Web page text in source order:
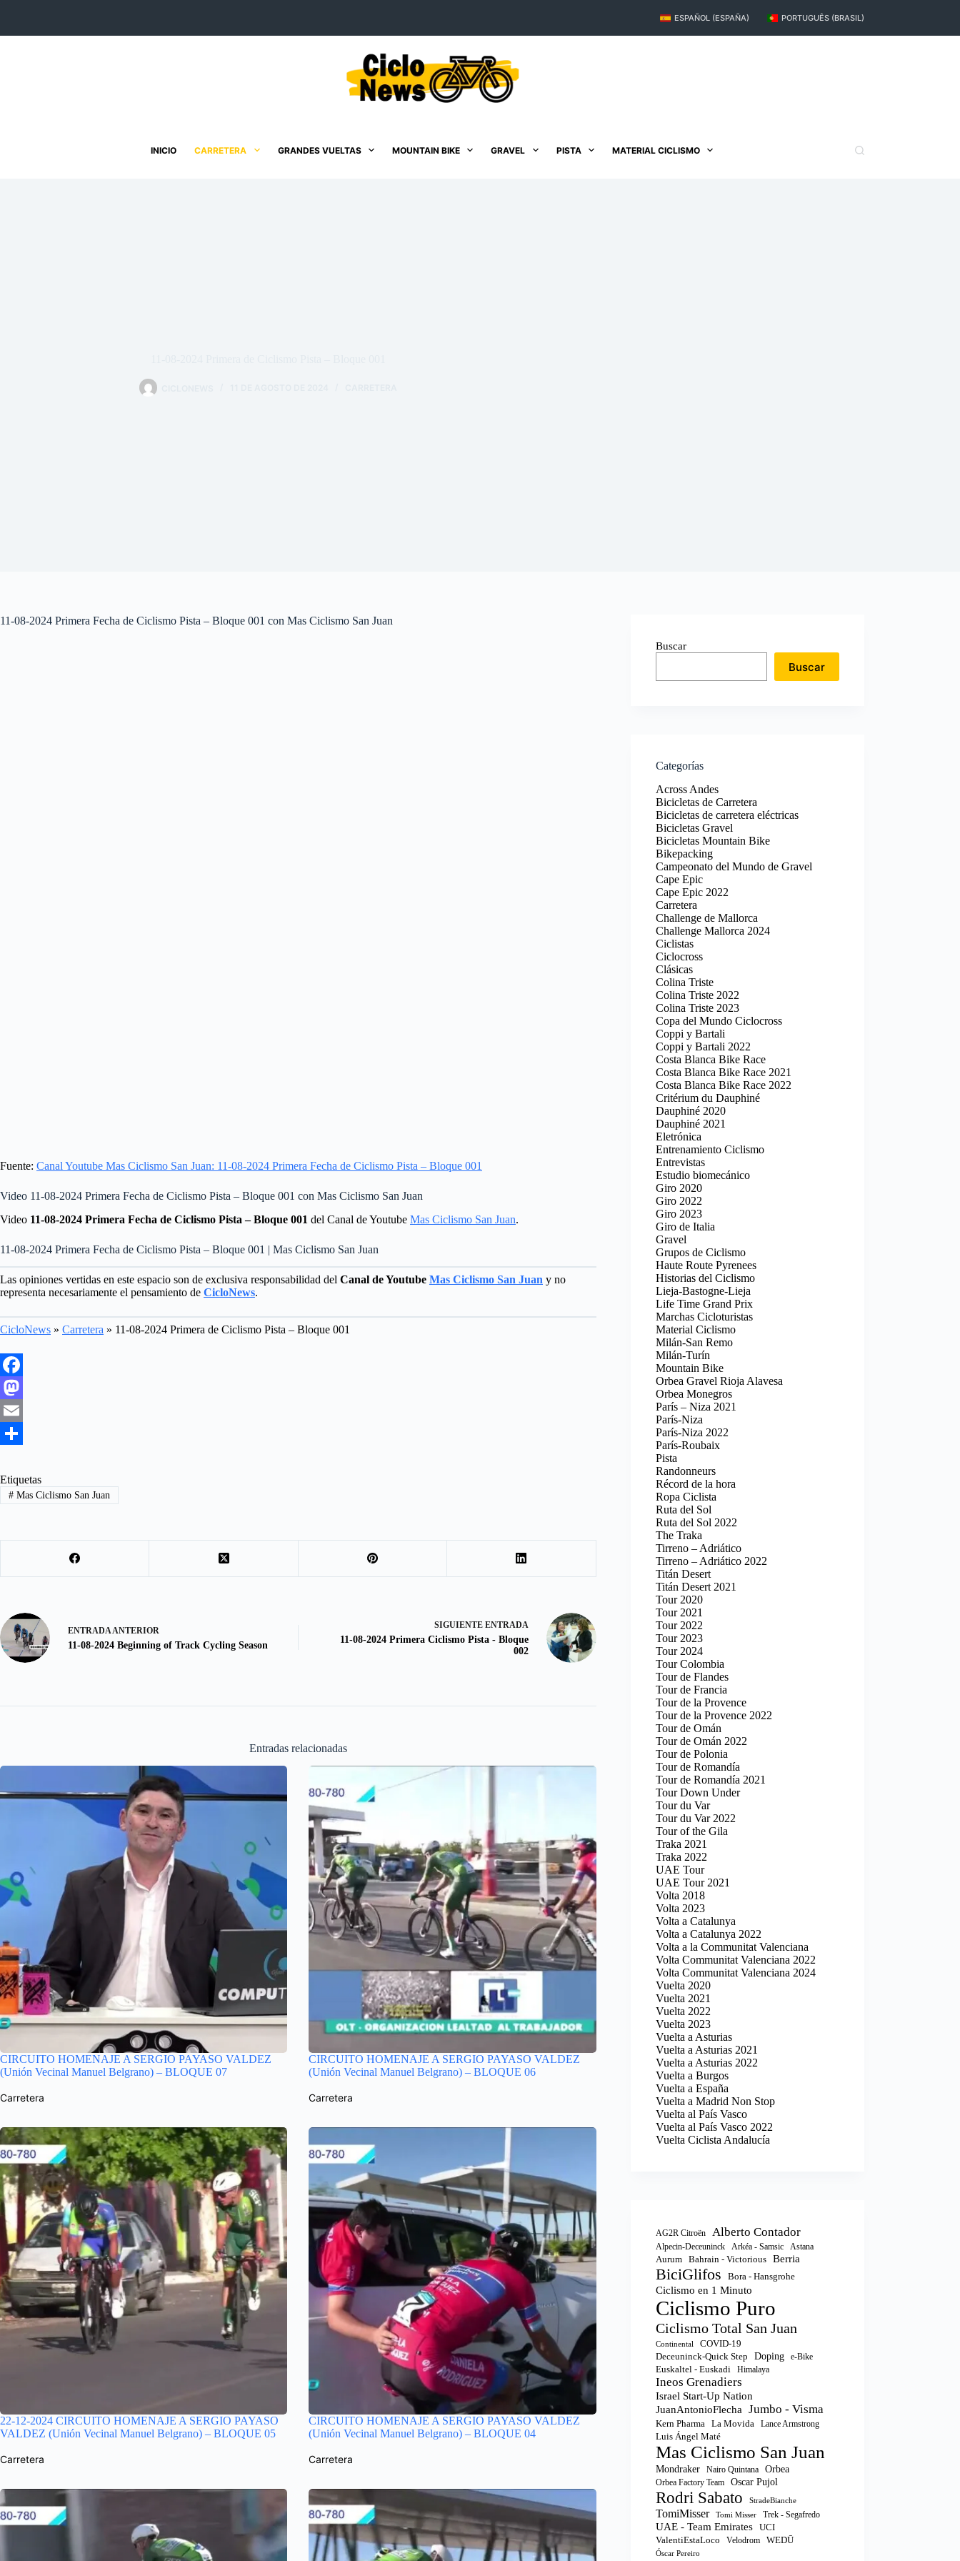
ESPAÑOL (ESPAÑA) PORTUGUÊS (BRASIL)
INICIO CARRETERA GRANDES VUELTAS MOUNTAIN BIKE GRAVEL PISTA MATERIAL CICLISMO
11-08-2024 Primera Fecha de Ciclismo Pista – Bloque 001 con Mas Ciclismo San Juan
Fuente: Canal Youtube Mas Ciclismo San Juan: 11-08-2024 Primera Fecha de Ciclismo Pista – Bloque 001
Video 11-08-2024 Primera Fecha de Ciclismo Pista – Bloque 001 con Mas Ciclismo San Juan
Video 11-08-2024 Primera Fecha de Ciclismo Pista – Bloque 001 del Canal de Youtube Mas Ciclismo San Juan.
11-08-2024 Primera Fecha de Ciclismo Pista – Bloque 001 | Mas Ciclismo San Juan
Las opiniones vertidas en este espacio son de exclusiva responsabilidad del Canal de Youtube Mas Ciclismo San Juan y no
representa necesariamente el pensamiento de CicloNews.
CicloNews » Carretera » 11-08-2024 Primera de Ciclismo Pista – Bloque 001
F
a
b
o
M
t
o
E
a
i
h
a
Etiquetas
#Mas Ciclismo San Juan
ENTRADAANTERIOR
11-08-2024 Beginning of Track Cycling Season
SIGUIENTE ENTRADA
11-08-2024 Primera Ciclismo Pista - Bloque
002
Entradas relacionadas
CIRCUITO HOMENAJE A SERGIO PAYASO VALDEZ
(Unión Vecinal Manuel Belgrano) – BLOQUE 07
Carretera
CIRCUITO HOMENAJE A SERGIO PAYASO VALDEZ
(Unión Vecinal Manuel Belgrano) – BLOQUE 06
Carretera
22-12-2024 CIRCUITO HOMENAJE A SERGIO PAYASO
VALDEZ (Unión Vecinal Manuel Belgrano) – BLOQUE 05
Carretera
CIRCUITO HOMENAJE A SERGIO PAYASO VALDEZ
(Unión Vecinal Manuel Belgrano) – BLOQUE 04
Carretera
Buscar
Buscar
Categorías
Across Andes
Bicicletas de Carretera
Bicicletas de carretera eléctricas
Bicicletas Gravel
Bicicletas Mountain Bike
Bikepacking
Campeonato del Mundo de Gravel
Cape Epic
Cape Epic 2022
Carretera
Challenge de Mallorca
Challenge Mallorca 2024
Ciclistas
Ciclocross
Clásicas
Colina Triste
Colina Triste 2022
Colina Triste 2023
Copa del Mundo Ciclocross
Coppi y Bartali
Coppi y Bartali 2022
Costa Blanca Bike Race
Costa Blanca Bike Race 2021
Costa Blanca Bike Race 2022
Critérium du Dauphiné
Dauphiné 2020
Dauphiné 2021
Eletrónica
Entrenamiento Ciclismo
Entrevistas
Estudio biomecánico
Giro 2020
Giro 2022
Giro 2023
Giro de Italia
Gravel
Grupos de Ciclismo
Haute Route Pyrenees
Historias del Ciclismo
Lieja-Bastogne-Lieja
Life Time Grand Prix
Marchas Cicloturistas
Material Ciclismo
Milán-San Remo
Milán-Turín
Mountain Bike
Orbea Gravel Rioja Alavesa
Orbea Monegros
París – Niza 2021
París-Niza
París-Niza 2022
París-Roubaix
Pista
Randonneurs
Récord de la hora
Ropa Ciclista
Ruta del Sol
Ruta del Sol 2022
The Traka
Tirreno – Adriático
Tirreno – Adriático 2022
Titán Desert
Titán Desert 2021
Tour 2020
Tour 2021
Tour 2022
Tour 2023
Tour 2024
Tour Colombia
Tour de Flandes
Tour de Francia
Tour de la Provence
Tour de la Provence 2022
Tour de Omán
Tour de Omán 2022
Tour de Polonia
Tour de Romandía
Tour de Romandía 2021
Tour Down Under
Tour du Var
Tour du Var 2022
Tour of the Gila
Traka 2021
Traka 2022
UAE Tour
UAE Tour 2021
Volta 2018
Volta 2023
Volta a Catalunya
Volta a Catalunya 2022
Volta a la Communitat Valenciana
Volta Communitat Valenciana 2022
Volta Communitat Valenciana 2024
Vuelta 2020
Vuelta 2021
Vuelta 2022
Vuelta 2023
Vuelta a Asturias
Vuelta a Asturias 2021
Vuelta a Asturias 2022
Vuelta a Burgos
Vuelta a España
Vuelta a Madrid Non Stop
Vuelta al País Vasco
Vuelta al País Vasco 2022
Vuelta Ciclista Andalucía
AG2R Citroën Alberto Contador
Alpecin-Deceuninck Arkéa - Samsic
Astana
Aurum
Bahrain - Victorious Berria
BiciGlifos Bora - Hansgrohe
Ciclismo en 1 Minuto
Ciclismo Puro
Ciclismo Total San Juan
Continental
COVID-19
Deceuninck-Quick Step
Doping e-Bike
Euskaltel - Euskadi Himalaya
Ineos Grenadiers
Israel Start-Up Nation
JuanAntonioFlecha Jumbo - Visma
Kern Pharma La Movida Lance Armstrong
Luis Ángel Maté
Mas Ciclismo San Juan
Mondraker Nairo Quintana Orbea
Orbea Factory Team Oscar Pujol
Rodri Sabato StradeBianche
TomiMisser Tomi Misser Trek - Segafredo
UAE - Team Emirates
UCI
ValentiEstaLoco
Velodrom WEDŪ
Óscar Pereiro